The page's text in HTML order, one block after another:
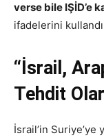
verse bile IŞİD’e
ifadelerini
“İsrail,
Tehdit
İsrail’in Suriye’ye